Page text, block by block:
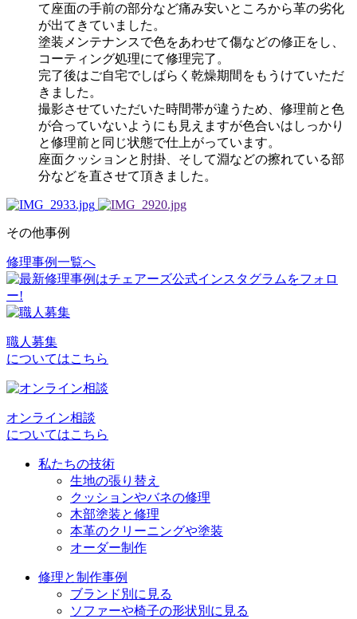
て座面の手前の部分など痛み安いところから革の劣化
が出てきていました。
塗装メンテナンスで色をあわせて傷などの修正をし、
コーティング処理にて修理完了。
完了後はご自宅でしばらく乾燥期間をもうけていただ
きました。
撮影させていただいた時間帯が違うため、修理前と色
が合っていないようにも見えますが色合いはしっかり
と修理前と同じ状態で仕上がっています。
座面クッションと肘掛、そして淵などの擦れている部
分などを直させて頂きました。
その他事例
投
稿
ナ
ビ
ゲ
ー
シ
ョ
修理事例一覧へ
職人募集
についてはこちら
オンライン相談
についてはこちら
私たちの技術
生地の張り替え
クッションやバネの修理
木部塗装と修理
本革のクリーニングや塗装
オーダー制作
修理と制作事例
ブランド別に見る
ソファーや椅子の形状別に見る